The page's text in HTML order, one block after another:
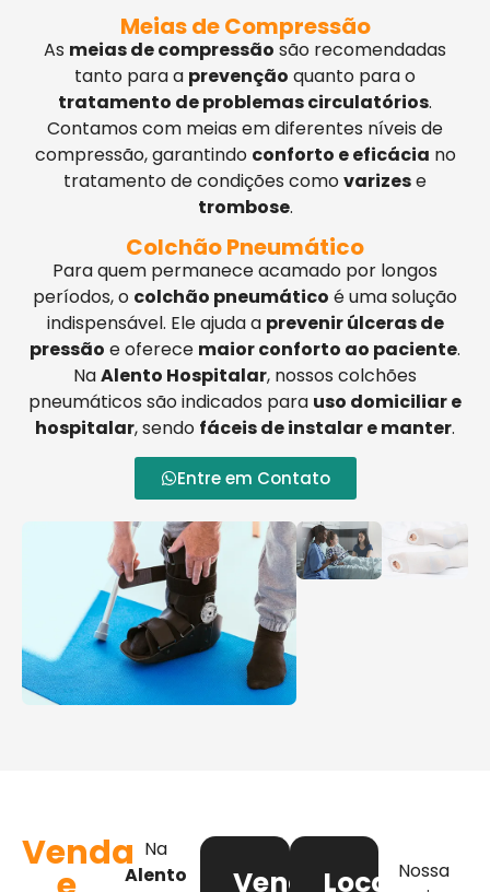
Meias de Compressão
As meias de compressão são recomendadas
tanto para a prevenção quanto para o
tratamento de problemas circulatórios.
Contamos com meias em diferentes níveis de
compressão, garantindo conforto e eficácia no
tratamento de condições comovarizese
trombose.
Colchão Pneumático
Para quem permanece acamado por longos
períodos, o colchão pneumático é uma solução
indispensável. Ele ajuda a prevenir úlceras de
pressão e oferece maior conforto ao paciente.
NaAlento Hospitalar, nossos colchões
pneumáticos são indicados para uso domiciliar e
hospitalar, sendo fáceis de instalar e manter.
Entre em Contato
Venda Na
Alento
VendaLocação
Nossa